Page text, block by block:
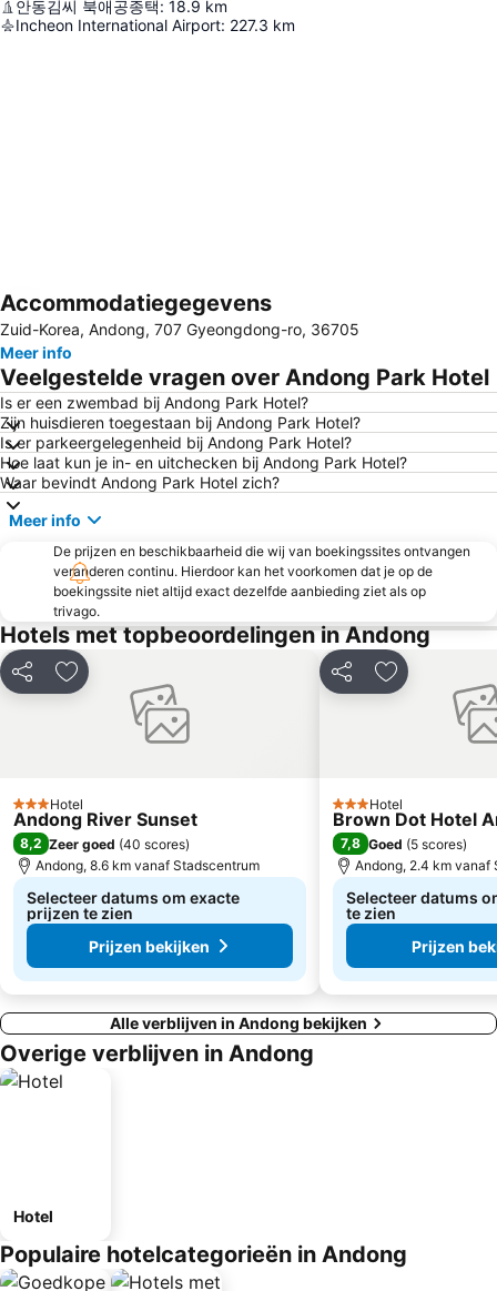
안동김씨 북애공종택: 18.9 km
Incheon International Airport: 227.3 km
Kaart uitvouwen
Accommodatiegegevens
Zuid-Korea, Andong, 707 Gyeongdong-ro, 36705
Meer info
Veelgestelde vragen over Andong Park Hotel
Is er een zwembad bij Andong Park Hotel?
Zijn huisdieren toegestaan bij Andong Park Hotel?
Is er parkeergelegenheid bij Andong Park Hotel?
Hoe laat kun je in- en uitchecken bij Andong Park Hotel?
Waar bevindt Andong Park Hotel zich?
Meer info
De prijzen en beschikbaarheid die wij van boekingssites ontvangen
veranderen continu. Hierdoor kan het voorkomen dat je op de
boekingssite niet altijd exact dezelfde aanbieding ziet als op
trivago.
Hotels met topbeoordelingen in Andong
Delen Toevoegen aan favorieten
3 Sterren
Hotel
Andong River Sunset
8,2 Zeer goed (40 scores)
Andong, 8.6 km vanaf Stadscentrum
Selecteer datums om exacte
prijzen te zien
Prijzen bekijken
Delen Toevoegen
3 Sterren
Hotel
Brown Dot Hotel
7,8 Goed (5 scores)
Andong, 2.4 km vanaf
Selecteer datums
te zien
Prijzen
Alle verblijven in Andong bekijken
Overige verblijven in Andong
Hotel
Populaire hotelcategorieën in Andong